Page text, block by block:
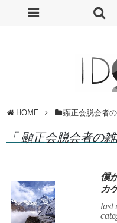
HOME 顕正会脱会者
「 顕正会脱会者の
僕
カ
last